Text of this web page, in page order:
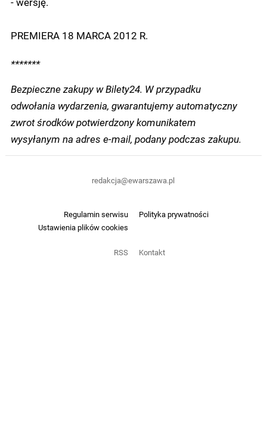
PREMIERA 18 MARCA 2012 R.
*******
Bezpieczne zakupy w Bilety24. W przypadku
odwołania wydarzenia, gwarantujemy automatyczny
zwrot środków potwierdzony komunikatem
wysyłanym na adres e-mail, podany podczas zakupu.
Regulamin serwisu
Polityka prywatności
Ustawienia plików cookies
RSS Kontakt
redakcja@ewarszawa.pl